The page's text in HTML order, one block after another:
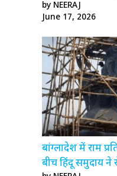
by NEERAJ
June 17, 2026
बांग्लादेश में राम
बीच हिंदू समुदाय ने